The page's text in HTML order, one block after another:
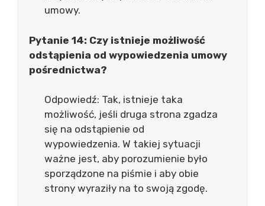
umowy.
Pytanie 14: Czy istnieje możliwość
odstąpienia od wypowiedzenia umowy
pośrednictwa?
Odpowiedź: Tak, istnieje taka
możliwość, jeśli druga strona zgadza
się na odstąpienie od
wypowiedzenia. W takiej sytuacji
ważne jest, aby porozumienie było
sporządzone na piśmie i aby obie
strony wyraziły na to swoją zgodę.